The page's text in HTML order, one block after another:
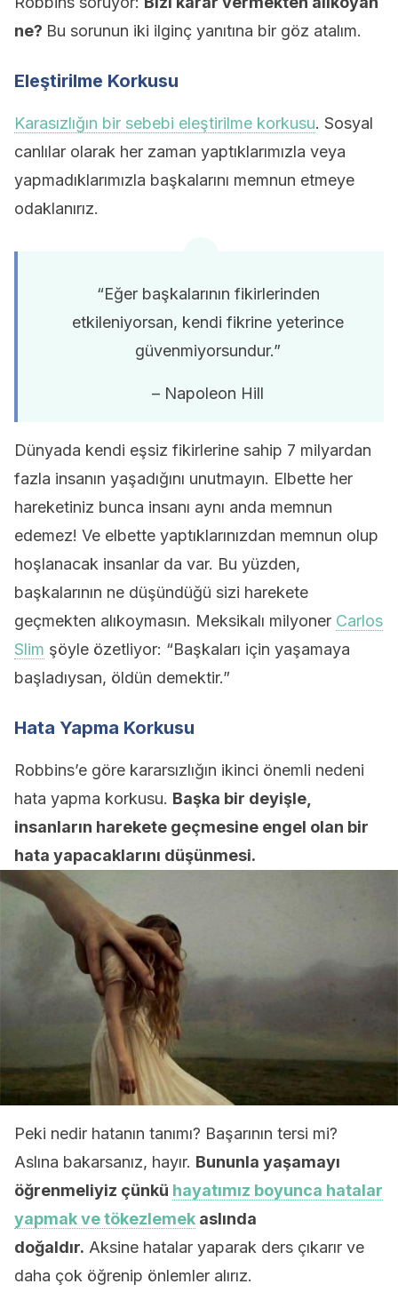
ne? Bu sorunun iki ilginç yanıtına bir göz atalım.
Eleştirilme Korkusu
Karasızlığın bir sebebi eleştirilme korkusu. Sosyal
canlılar olarak her zaman yaptıklarımızla veya
yapmadıklarımızla başkalarını memnun etmeye
odaklanırız.
“Eğer başkalarının fikirlerinden
etkileniyorsan, kendi fikrine yeterince
güvenmiyorsundur.”
– Napoleon Hill
Dünyada kendi eşsiz fikirlerine sahip 7 milyardan
fazla insanın yaşadığını unutmayın. Elbette her
hareketiniz bunca insanı aynı anda memnun
edemez! Ve elbette yaptıklarınızdan memnun olup
hoşlanacak insanlar da var. Bu yüzden,
başkalarının ne düşündüğü sizi harekete
geçmekten alıkoymasın. Meksikalı milyoner Carlos
Slim şöyle özetliyor: “Başkaları için yaşamaya
başladıysan, öldün demektir.”
Hata Yapma Korkusu
Robbins’e göre kararsızlığın ikinci önemli nedeni
hata yapma korkusu. Başka bir deyişle,
insanların harekete geçmesine engel olan bir
hata yapacaklarını düşünmesi.
Peki nedir hatanın tanımı? Başarının tersi mi?
Aslına bakarsanız, hayır. Bununla yaşamayı
öğrenmeliyiz çünkü hayatımız boyunca hatalar
yapmak ve tökezlemek aslında
doğaldır. Aksine hatalar yaparak ders çıkarır ve
daha çok öğrenip önlemler alırız.